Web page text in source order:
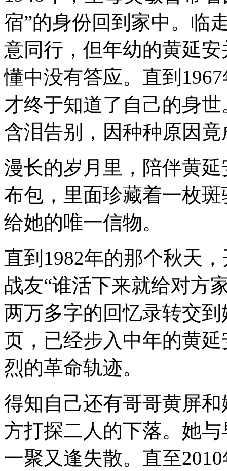
宿”的身份回到家中。临
意同行，但年幼的黄延
懂中没有答应。直到
才终于知道了自己的身
含泪告别，因种种原因
漫长的岁月里，陪伴黄
布包，里面珍藏着一枚
给她的唯一信物。
直到1982年的那个秋天
战友“谁活下来就给对方
两万多字的回忆录转交
页，已经步入中年的黄
烈的革命轨迹。
得知自己还有哥哥黄屏
方打探二人的下落。她
一聚又逢失散。直至